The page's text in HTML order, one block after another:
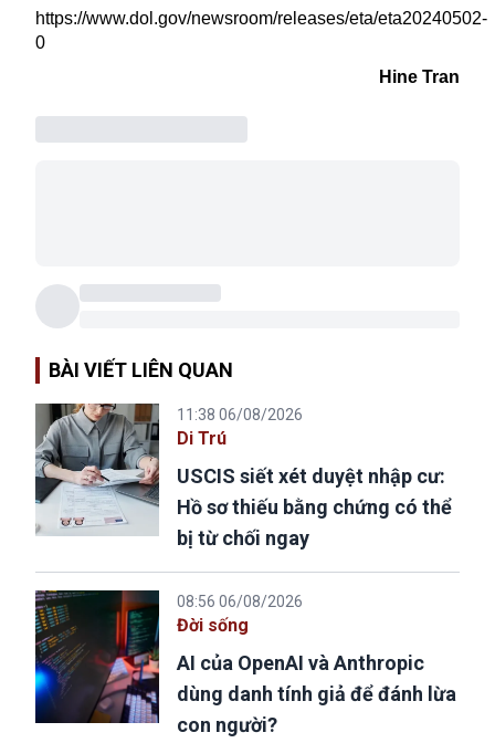
https://www.dol.gov/newsroom/releases/eta/eta20240502-
0
Hine Tran
BÀI VIẾT LIÊN QUAN
11:38 06/08/2026
Di Trú
USCIS siết xét duyệt nhập cư:
Hồ sơ thiếu bằng chứng có thể
bị từ chối ngay
08:56 06/08/2026
Đời sống
AI của OpenAI và Anthropic
dùng danh tính giả để đánh lừa
con người?